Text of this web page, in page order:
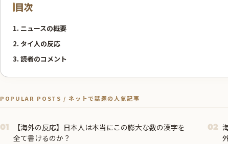
目次
1. ニュースの概要
2. タイ人の反応
3. 読者のコメント
POPULAR POSTS / ネットで話題の人気記事
01
【海外の反応】日本人は本当にこの膨大な数の漢字を
全て書けるのか？
02